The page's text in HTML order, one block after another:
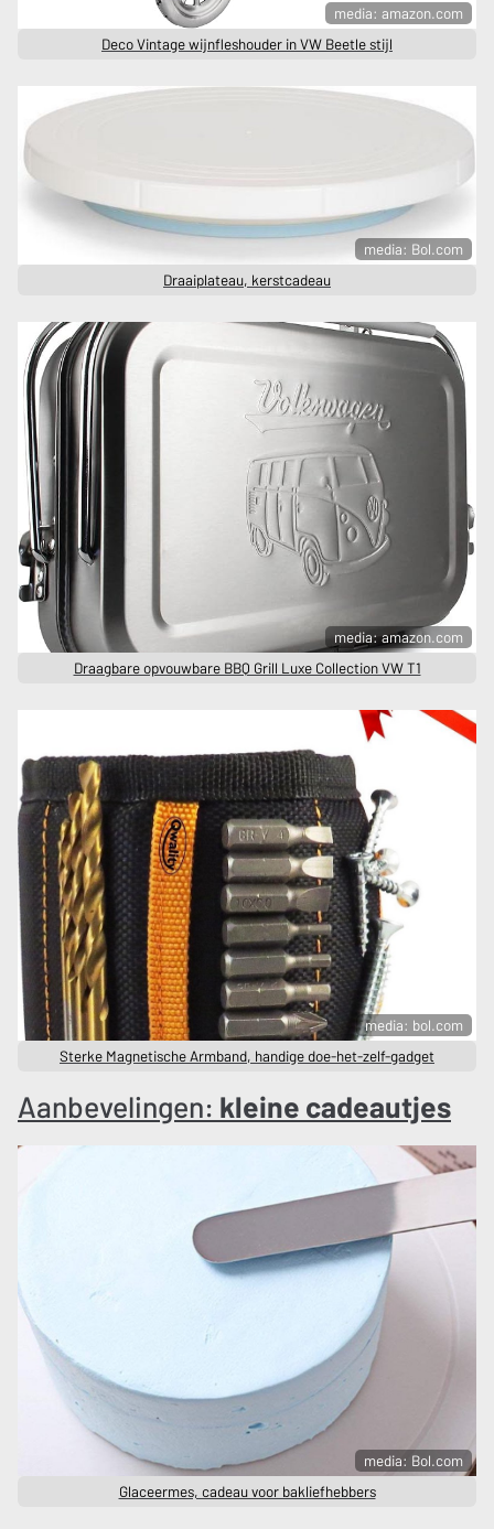
media: amazon.com
Deco Vintage wijnfleshouder in VW Beetle stijl
media: Bol.com
Draaiplateau, kerstcadeau
media: amazon.com
Draagbare opvouwbare BBQ Grill Luxe Collection VW T1
media: bol.com
Sterke Magnetische Armband, handige doe-het-zelf-gadget
Aanbevelingen: kleine cadeautjes
media: Bol.com
Glaceermes, cadeau voor bakliefhebbers